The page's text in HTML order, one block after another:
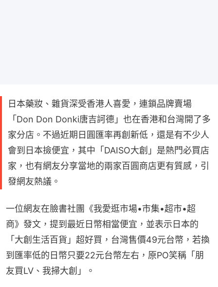
日本藥妝、雜貨深受香港人喜愛，連鎖品牌賣場
「Don Don Donki唐吉訶德」也在香港和台灣開了多
家分店。不過近期日圓匯率再創新低，還是有不少人
會到日本撿便宜，其中「DAISO大創」是熱門必買店
家，也有網友分享當地的兩家百圓商店更有質感，引
發網友熱議。
一位網友在臉書社團《我愛逛市場•市集•超市•超
商》發文，提到最近日幣相當便宜，並表示日本的
「大創生活百貨」超好買，台灣售價49元台幣，若換
到匯率低的日幣只要22元台幣左右，原PO笑稱「朋
友買LV、我掃大創」。